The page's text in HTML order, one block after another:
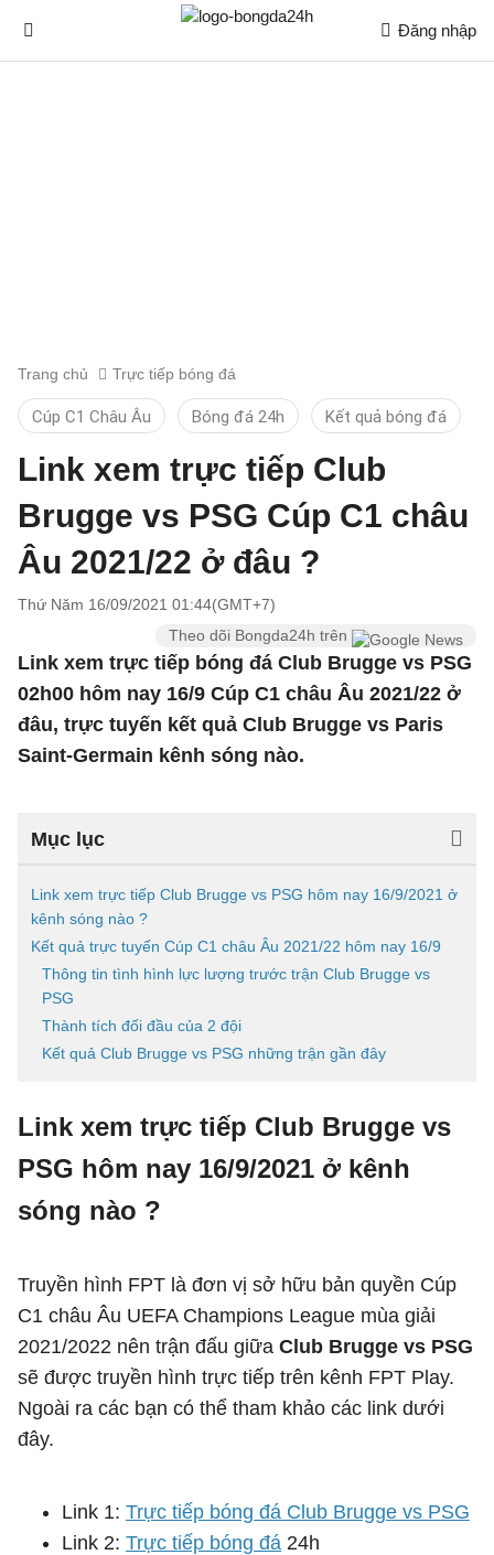
Đăng nhập
Trang chủ Trực tiếp bóng đá
Cúp C1 Châu Âu Bóng đá 24h Kết quả bóng đá
Link xem trực tiếp Club
Brugge vs PSG Cúp C1 châu
Âu 2021/22 ở đâu ?
Thứ Năm 16/09/2021 01:44(GMT+7)
Theo dõi Bongda24h trên
Link xem trực tiếp bóng đá Club Brugge vs PSG
02h00 hôm nay 16/9 Cúp C1 châu Âu 2021/22 ở
đâu, trực tuyến kết quả Club Brugge vs Paris
Saint-Germain kênh sóng nào.
Mục lục
Link xem trực tiếp Club Brugge vs PSG hôm nay 16/9/2021 ở
kênh sóng nào ?
Kết quả trực tuyến Cúp C1 châu Âu 2021/22 hôm nay 16/9
Thông tin tình hình lực lượng trước trận Club Brugge vs
PSG
Thành tích đối đầu của 2 đội
Kết quả Club Brugge vs PSG những trận gần đây
Link xem trực tiếp Club Brugge vs
PSG hôm nay 16/9/2021 ở kênh
sóng nào ?
Truyền hình FPT là đơn vị sở hữu bản quyền Cúp
C1 châu Âu UEFA Champions League mùa giải
2021/2022 nên trận đấu giữa Club Brugge vs PSG
sẽ được truyền hình trực tiếp trên kênh FPT Play.
Ngoài ra các bạn có thể tham khảo các link dưới
đây.
Link 1: Trực tiếp bóng đá Club Brugge vs PSG
Link 2: Trực tiếp bóng đá 24h